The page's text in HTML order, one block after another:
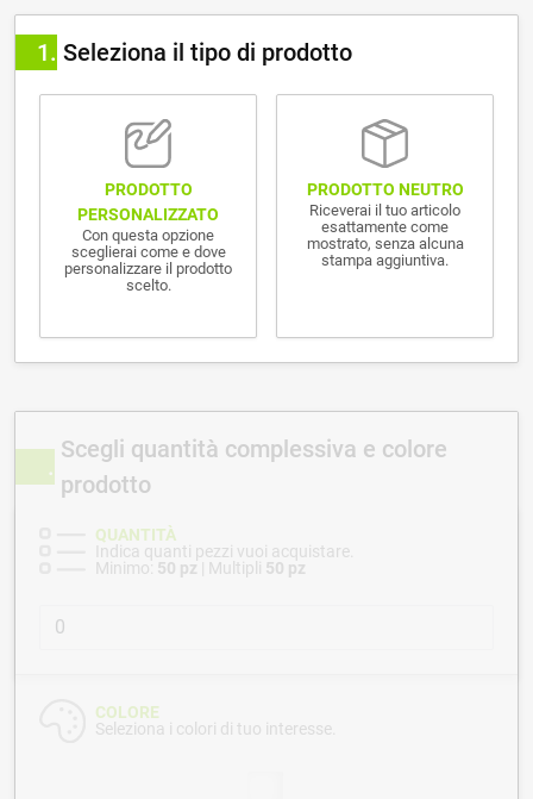
1 Seleziona il tipo di prodotto
PRODOTTO
PERSONALIZZATO
Con questa opzione
sceglierai come e dove
personalizzare il prodotto
scelto.
PRODOTTO NEUTRO
Riceverai il tuo articolo
esattamente come
mostrato, senza alcuna
stampa aggiuntiva.
Scegli quantità complessiva e colore
prodotto
QUANTITÀ
Indica quanti pezzi vuoi acquistare.
Minimo: 50 pz | Multipli 50 pz
COLORE
Seleziona i colori di tuo interesse.